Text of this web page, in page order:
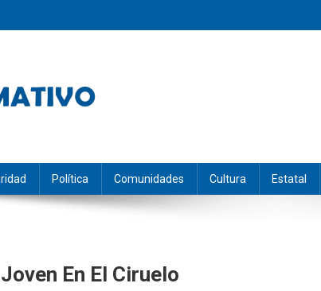
Política Comunidades Cultura Estatal
En El Ciruelo